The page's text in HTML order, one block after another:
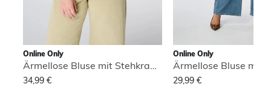
Online Only
34,99 €
Online Only
29,99 €